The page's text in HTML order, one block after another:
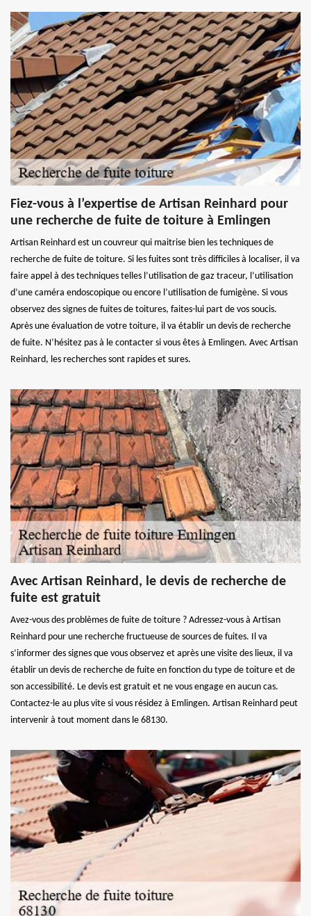
Fiez-vous à l’expertise de Artisan Reinhard pour
une recherche de fuite de toiture à Emlingen
Artisan Reinhard est un couvreur qui maitrise bien les techniques de
recherche de fuite de toiture. Si les fuites sont très difficiles à localiser, il va
faire appel à des techniques telles l’utilisation de gaz traceur, l’utilisation
d’une caméra endoscopique ou encore l’utilisation de fumigène. Si vous
observez des signes de fuites de toitures, faites-lui part de vos soucis.
Après une évaluation de votre toiture, il va établir un devis de recherche
de fuite. N’hésitez pas à le contacter si vous êtes à Emlingen. Avec Artisan
Reinhard, les recherches sont rapides et sures.
Avec Artisan Reinhard, le devis de recherche de
fuite est gratuit
Avez-vous des problèmes de fuite de toiture ? Adressez-vous à Artisan
Reinhard pour une recherche fructueuse de sources de fuites. Il va
s’informer des signes que vous observez et après une visite des lieux, il va
établir un devis de recherche de fuite en fonction du type de toiture et de
son accessibilité. Le devis est gratuit et ne vous engage en aucun cas.
Contactez-le au plus vite si vous résidez à Emlingen. Artisan Reinhard peut
intervenir à tout moment dans le 68130.